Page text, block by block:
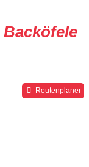
Backöfele
Routenplaner